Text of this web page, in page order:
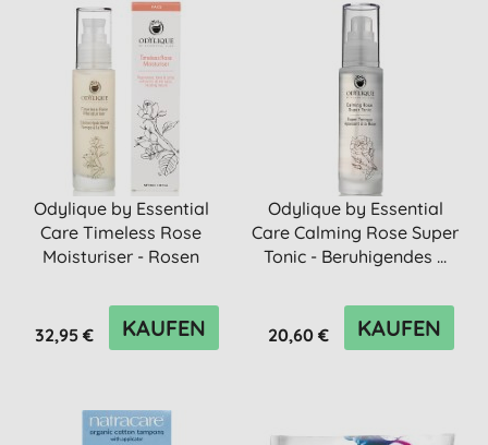
Odylique by Essential
Care Timeless Rose
Moisturiser - Rosen
32,95 € KAUFEN
Odylique by Essential
Care Calming Rose Super
Tonic - Beruhigendes ...
20,60 € KAUFEN